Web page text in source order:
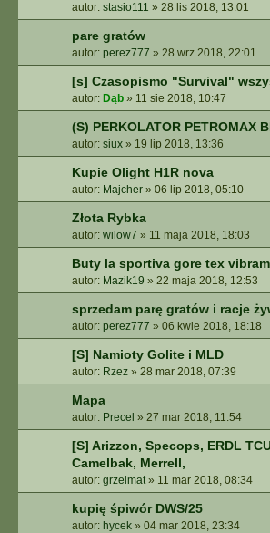
autor: stasio111 » 28 lis 2018, 13:01
pare gratów
autor: perez777 » 28 wrz 2018, 22:01
[s] Czasopismo "Survival"
autor: Dąb » 11 sie 2018, 10:47
(S) PERKOLATOR PETROMAX
autor: siux » 19 lip 2018, 13:36
Kupie Olight H1R nova
autor: Majcher » 06 lip 2018, 05:10
Złota Rybka
autor: wilow7 » 11 maja 2018, 18:03
Buty la sportiva gore tex vibram
autor: Mazik19 » 22 maja 2018, 12:53
sprzedam parę gratów i racje
autor: perez777 » 06 kwie 2018, 18:18
[S] Namioty Golite i MLD
autor: Rzez » 28 mar 2018, 07:39
Mapa
autor: Precel » 27 mar 2018, 11:54
[S] Arizzon, Specops, ERDL
Camelbak, Merrell,
autor: grzelmat» 11 mar 2018, 08:34
kupię śpiwór DWS/25
autor: hycek » 04 mar 2018, 23:34